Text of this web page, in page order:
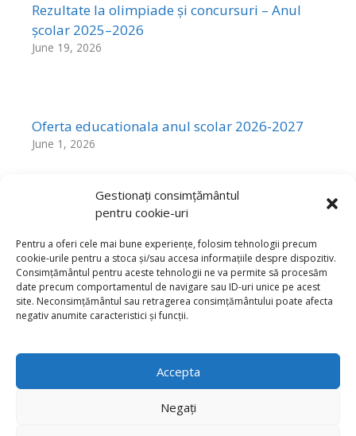
Gestionați consimțământul
pentru cookie-uri
Pentru a oferi cele mai bune experiențe, folosim tehnologii precum
cookie-urile pentru a stoca și/sau accesa informațiile despre dispozitiv.
Consimțământul pentru aceste tehnologii ne va permite să procesăm
date precum comportamentul de navigare sau ID-uri unice pe acest
site. Neconsimțământul sau retragerea consimțământului poate afecta
negativ anumite caracteristici și funcții.
Accepta
Negați
Rezultate la olimpiade și concursuri – Anul
școlar 2025–2026
June 19, 2026
Oferta educationala anul scolar 2026-2027
June 1, 2026
Rezultatele Probelor de Aptitudini sesiunea
mai 2026
May 25, 2026
Click to accept marketing cookies and
enable this content